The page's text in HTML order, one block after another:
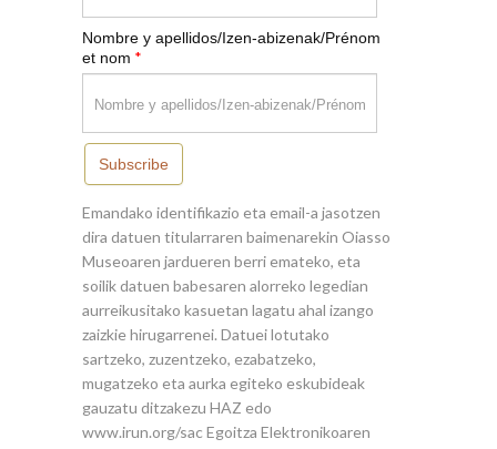
Nombre y apellidos/Izen-abizenak/Prénom
et nom *
Subscribe
Emandako identifikazio eta email-a jasotzen
dira datuen titularraren baimenarekin Oiasso
Museoaren jardueren berri emateko, eta
soilik datuen babesaren alorreko legedian
aurreikusitako kasuetan lagatu ahal izango
zaizkie hirugarrenei. Datuei lotutako
sartzeko, zuzentzeko, ezabatzeko,
mugatzeko eta aurka egiteko eskubideak
gauzatu ditzakezu HAZ edo
www.irun.org/sac Egoitza Elektronikoaren